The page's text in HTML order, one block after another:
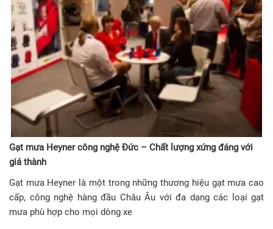
Gạt mưa Heyner công nghệ Đức – Chất lượng xứng đáng với
giá thành
Gạt mưa Heyner là một trong những thương hiệu gạt mưa cao
cấp, công nghệ hàng đầu Châu Âu với đa dạng các loại gạt
mưa phù hợp cho mọi dòng xe